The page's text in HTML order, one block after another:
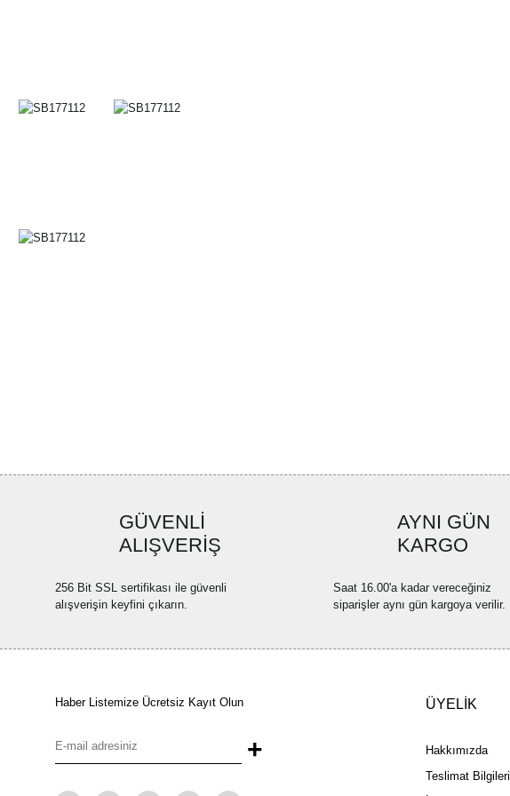
GÜVENLİ
ALIŞVERİŞ
256 Bit SSL sertifikası ile güvenli
alışverişin keyfini çıkarın.
AYNI GÜN
KARGO
Saat 16.00'a kadar vereceğiniz
siparişler aynı gün kargoya verilir.
Haber Listemize Ücretsiz Kayıt Olun
+
ÜYELİK
Hakkımızda
Teslimat Bilgileri